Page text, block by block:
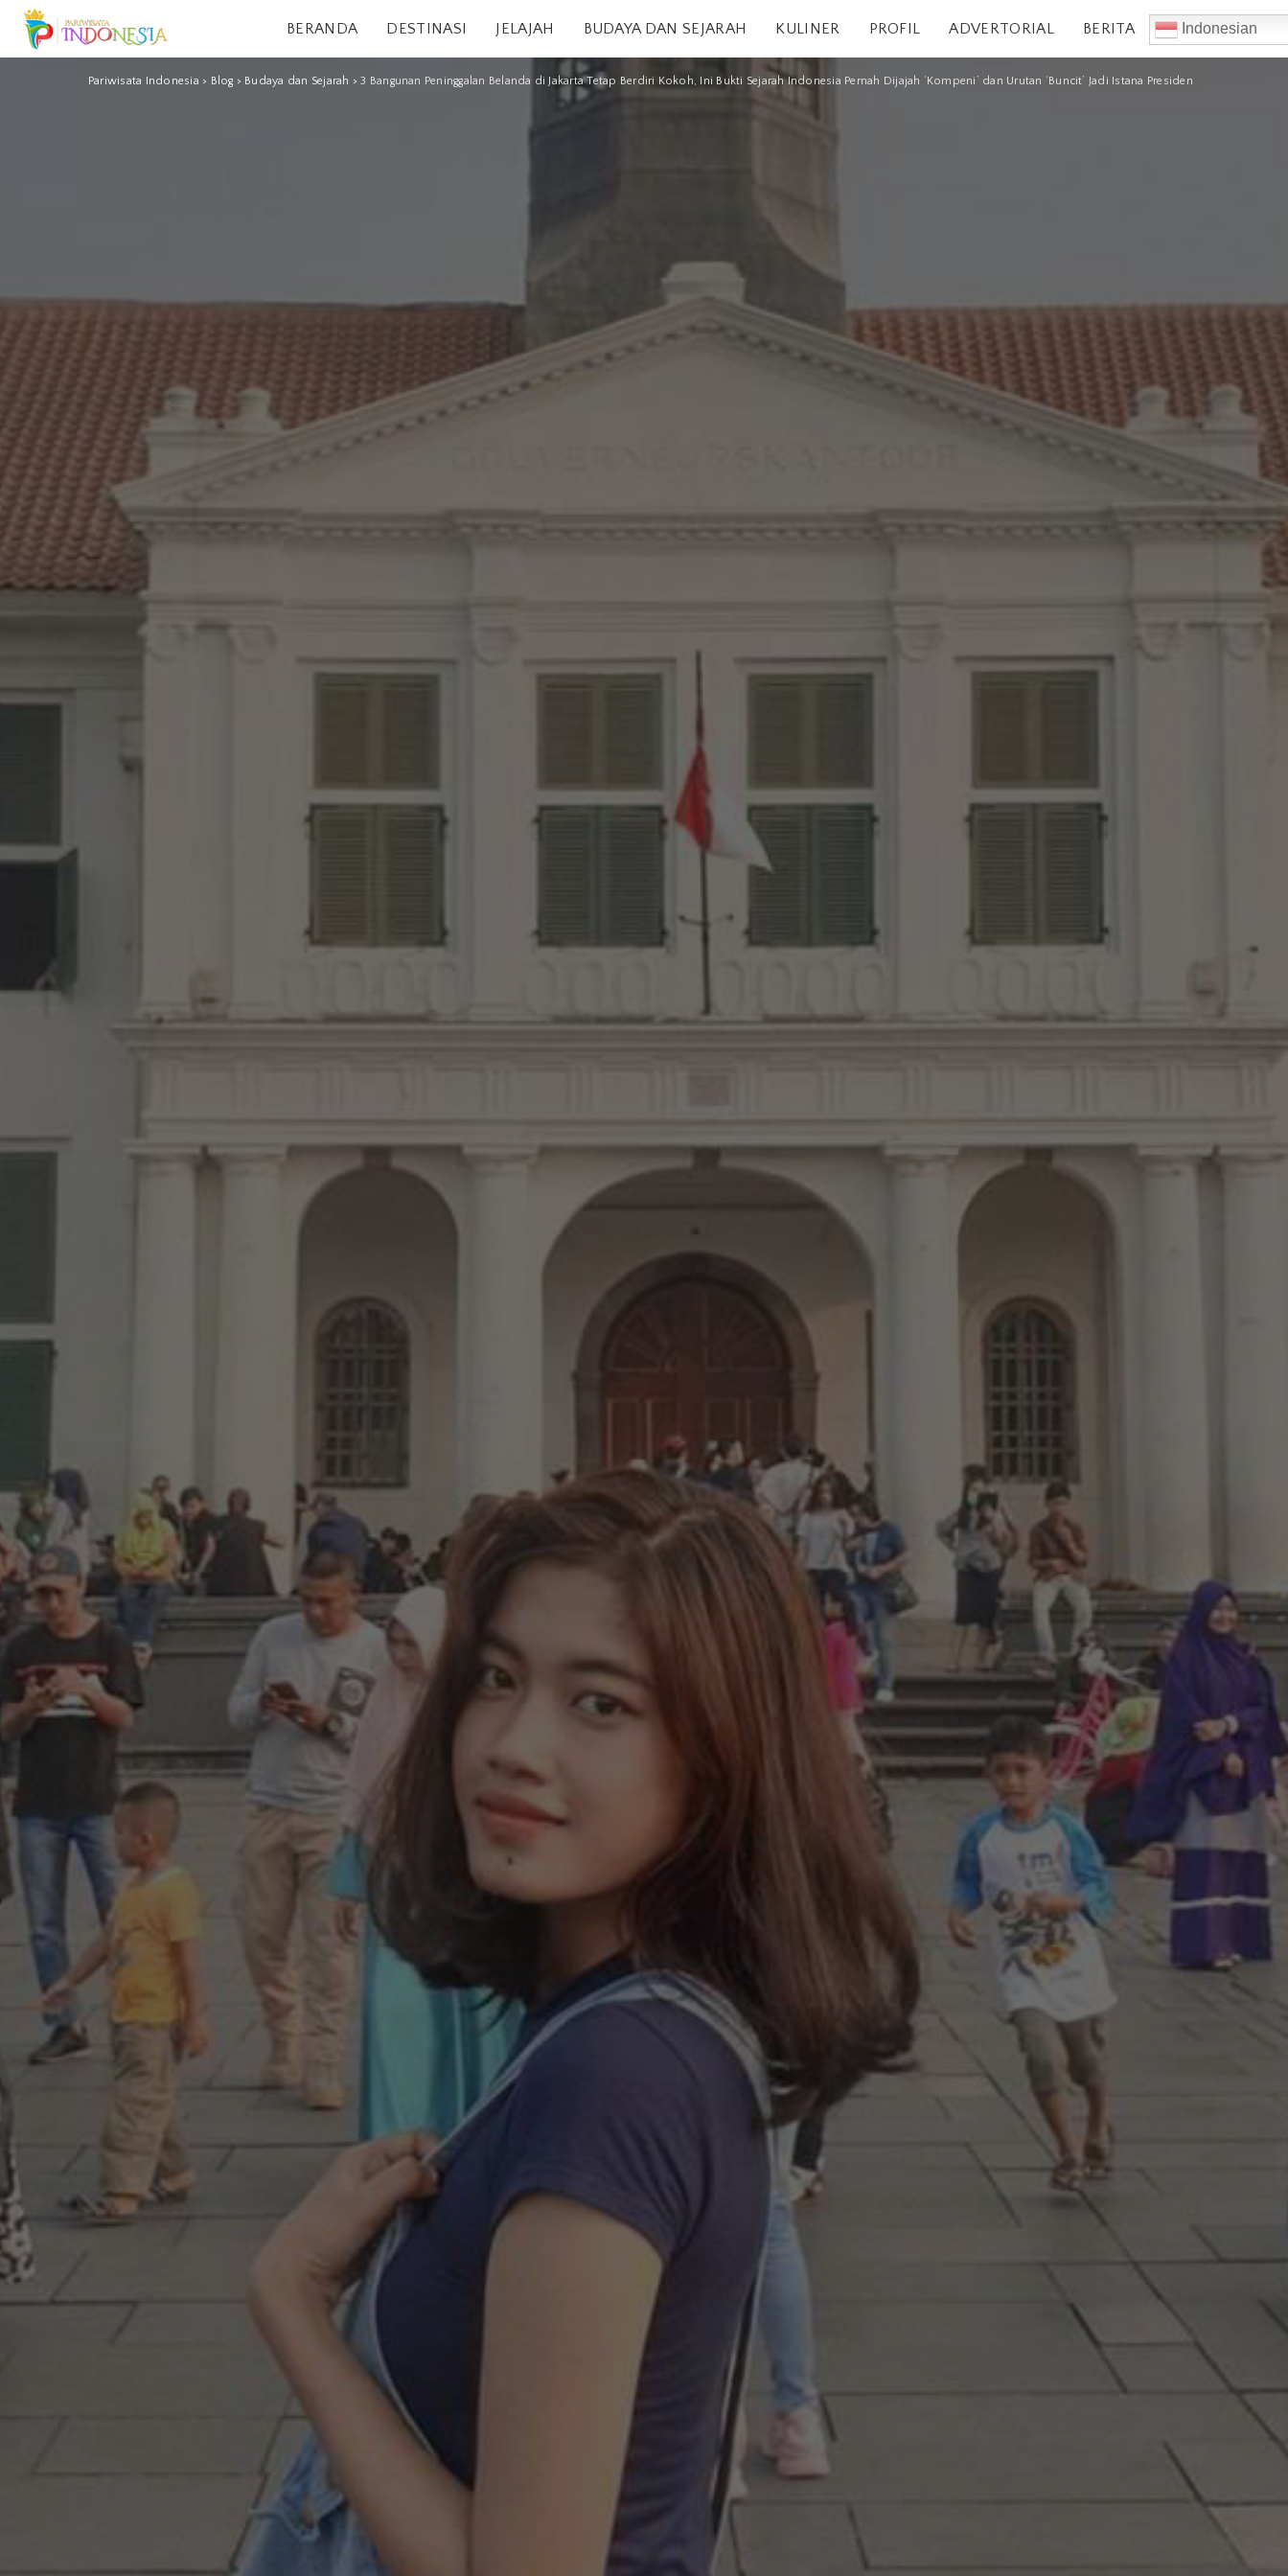
BERANDA DESTINASI JELAJAH BUDAYA DAN SEJARAH KULINER PROFIL ADVERTORIAL BERITA Indonesian
Pariwisata Indonesia > Blog > Budaya dan Sejarah >3 Bangunan Peninggalan Belanda di Jakarta Tetap Berdiri Kokoh, Ini Bukti Sejarah Indonesia Pernah Dijajah ‘Kompeni’ dan Urutan ‘Buncit’ Jadi Istana Presiden